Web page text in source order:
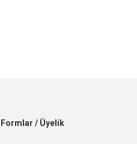
Formlar / Üyelik